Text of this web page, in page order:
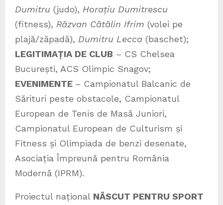
Dumitru (judo), Horațiu Dumitrescu
(fitness), Răzvan Cătălin Ifrim (volei pe
plajă/zăpadă), Dumitru Lecca (baschet);
LEGITIMAȚIA DE CLUB – CS Chelsea
București, ACS Olimpic Snagov;
EVENIMENTE – Campionatul Balcanic de
Sărituri peste obstacole, Campionatul
European de Tenis de Masă Juniori,
Campionatul European de Culturism și
Fitness și Olimpiada de benzi desenate,
Asociația Împreună pentru România
Modernă (IPRM).
Proiectul național NĂSCUT PENTRU SPORT